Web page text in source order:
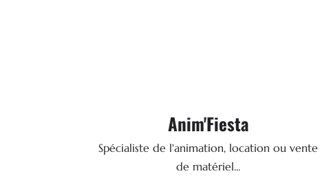
Anim'Fiesta
Spécialiste de l'animation, location ou vente
de matériel...
PLUS D'INFOS